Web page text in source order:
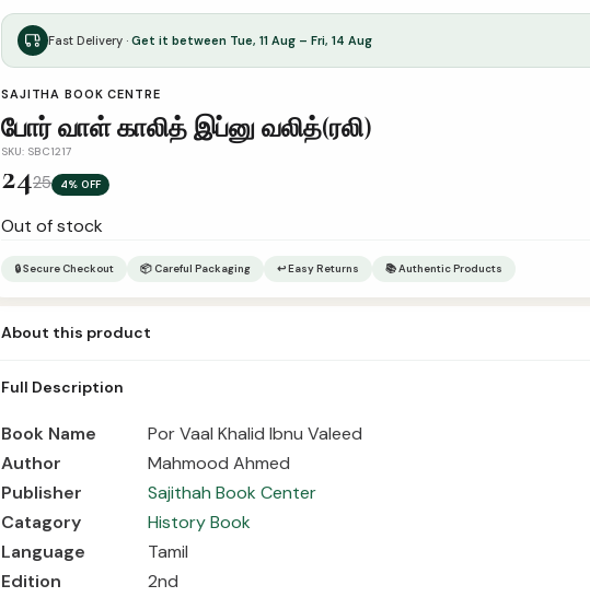
Fast Delivery · Get it between Tue, 11 Aug – Fri, 14 Aug
SAJITHA BOOK CENTRE
போர் வாள் காலித் இப்னு வலித்(ரலி)
SKU: SBC1217
2425 4% OFF
Out of stock
🔒 Secure Checkout 📦 Careful Packaging ↩ Easy Returns 📚 Authentic Products
About this product
Edition 2nd Binding Paperback Number of Pages – Pages நூல் அறிமுகம்:
Full Description
Book Name
Por Vaal Khalid Ibnu Valeed
Author
Mahmood Ahmed
Publisher
Sajithah Book Center
Catagory
History Book
Language
Tamil
Edition
2nd